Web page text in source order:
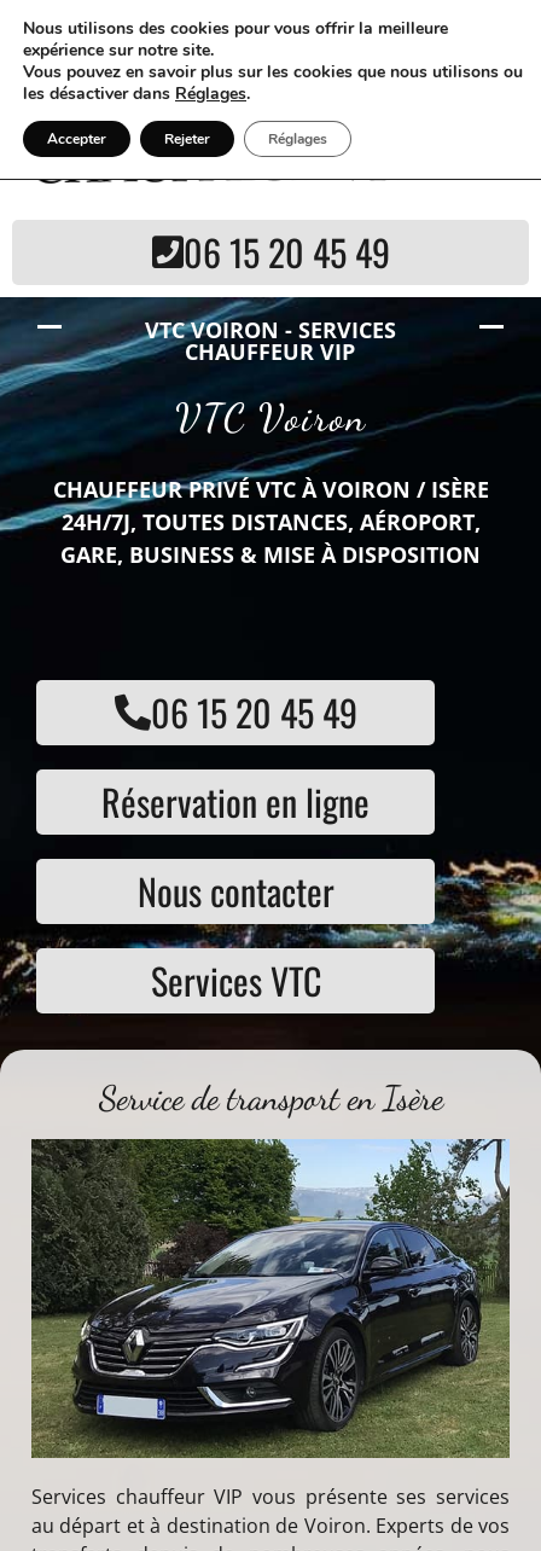
06 15 20 45 49
VTC VOIRON - SERVICES
CHAUFFEUR VIP
VTC Voiron
CHAUFFEUR PRIVÉ VTC À VOIRON / ISÈRE
24H/7J, TOUTES DISTANCES, AÉROPORT,
GARE, BUSINESS & MISE À DISPOSITION
06 15 20 45 49
Réservation en ligne
Nous contacter
Services VTC
Service de transport en Isère
Services chauffeur VIP vous présente ses services
au départ et à destination de Voiron. Experts de vos
Nous utilisons des cookies pour vous offrir la meilleure
expérience sur notre site.
Vous pouvez en savoir plus sur les cookies que nous utilisons ou
les désactiver dans Réglages.
Accepter Rejeter Réglages